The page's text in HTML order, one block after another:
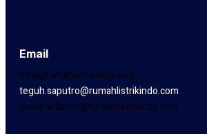
Email
info@rumahlistrikindo.com
teguh.saputro@rumahlistrikindo.com
susilo.wibowo@rumahlistrikindo.com